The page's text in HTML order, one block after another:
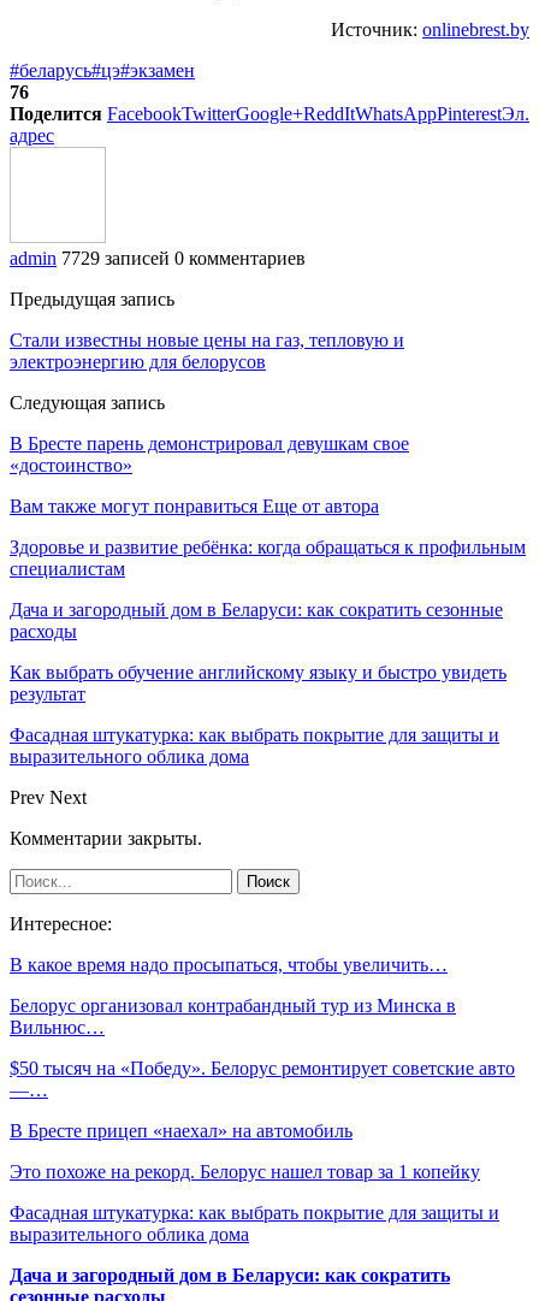
Источник: onlinebrest.by
#беларусь#цэ#экзамен
76
Поделится FacebookTwitterGoogle+ReddItWhatsAppPinterestЭл.
адрес
admin 7729 записей 0 комментариев
Предыдущая запись
Стали известны новые цены на газ, тепловую и
электроэнергию для белорусов
Следующая запись
В Бресте парень демонстрировал девушкам свое
«достоинство»
Вам также могут понравиться Еще от автора
Здоровье и развитие ребёнка: когда обращаться к профильным
специалистам
Дача и загородный дом в Беларуси: как сократить сезонные
расходы
Как выбрать обучение английскому языку и быстро увидеть
результат
Фасадная штукатурка: как выбрать покрытие для защиты и
выразительного облика дома
Prev Next
Комментарии закрыты.
Интересное:
В какое время надо просыпаться, чтобы увеличить…
Белорус организовал контрабандный тур из Минска в
Вильнюс…
$50 тысяч на «Победу». Белорус ремонтирует советские авто
—…
В Бресте прицеп «наехал» на автомобиль
Это похоже на рекорд. Белорус нашел товар за 1 копейку
Фасадная штукатурка: как выбрать покрытие для защиты и
выразительного облика дома
Дача и загородный дом в Беларуси: как сократить
сезонные расходы